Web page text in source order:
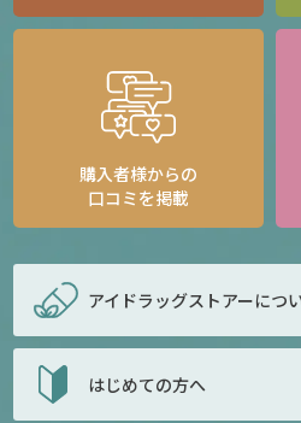
購入者様からの
口コミを掲載
アイドラッグストアーにつ
はじめての方へ